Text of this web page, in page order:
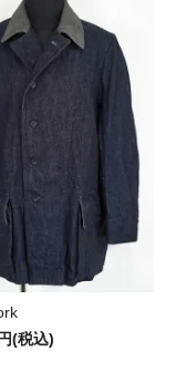
(税込)